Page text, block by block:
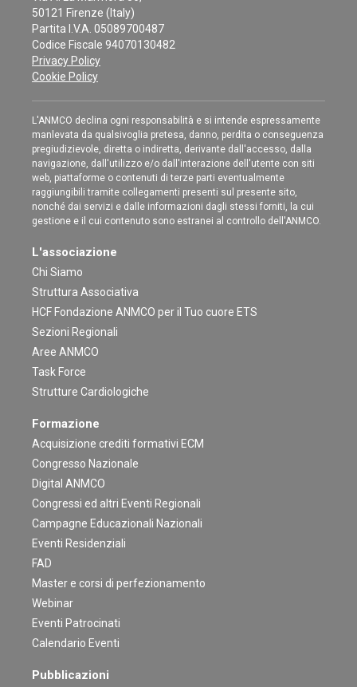
50121 Firenze (Italy)
Partita I.V.A. 05089700487
Codice Fiscale 94070130482
Privacy Policy
Cookie Policy
L'ANMCO declina ogni responsabilità e si intende espressamente
manlevata da qualsivoglia pretesa, danno, perdita o conseguenza
pregiudizievole, diretta o indiretta, derivante dall'accesso, dalla
navigazione, dall'utilizzo e/o dall'interazione dell'utente con siti
web, piattaforme o contenuti di terze parti eventualmente
raggiungibili tramite collegamenti presenti sul presente sito,
nonché dai servizi e dalle informazioni dagli stessi forniti, la cui
gestione e il cui contenuto sono estranei al controllo dell'ANMCO.
L'associazione
Chi Siamo
Struttura Associativa
HCF Fondazione ANMCO per il Tuo cuore ETS
Sezioni Regionali
Aree ANMCO
Task Force
Strutture Cardiologiche
Formazione
Acquisizione crediti formativi ECM
Congresso Nazionale
Digital ANMCO
Congressi ed altri Eventi Regionali
Campagne Educazionali Nazionali
Eventi Residenziali
FAD
Master e corsi di perfezionamento
Webinar
Eventi Patrocinati
Calendario Eventi
Pubblicazioni